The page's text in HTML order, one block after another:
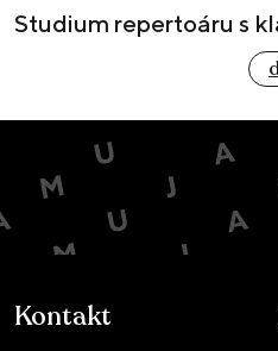
Studium repertoáru s
Kontakt